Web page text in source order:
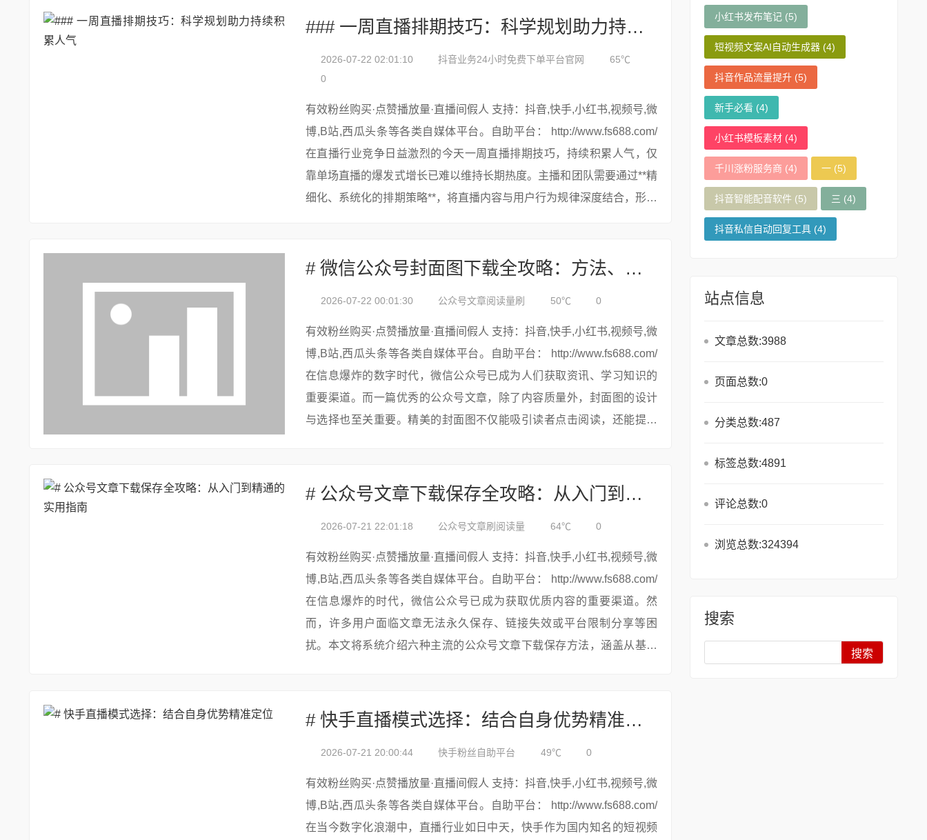
### 一周直播排期技巧：科学规划助力持续积累人气
2026-07-22 02:01:10 抖音业务24小时免费下单平台官网
65℃
0
有效粉丝购买·点赞播放量·直播间假人 支持：抖音,快手,小红书,视频号,微
博,B站,西瓜头条等各类自媒体平台。自助平台： http://www.fs688.com/
在直播行业竞争日益激烈的今天一周直播排期技巧，持续积累人气，仅
靠单场直播的爆发式增长已难以维持长期热度。主播和团队需要通过**精
细化、系统化的排期策略**，将直播内容与用户行为规律深度结合，形成
# 微信公众号封面图下载全攻略：方法、工具与注意事项
2026-07-22 00:01:30 公众号文章阅读量刷 50℃ 0
有效粉丝购买·点赞播放量·直播间假人 支持：抖音,快手,小红书,视频号,微
博,B站,西瓜头条等各类自媒体平台。自助平台： http://www.fs688.com/
在信息爆炸的数字时代，微信公众号已成为人们获取资讯、学习知识的
重要渠道。而一篇优秀的公众号文章，除了内容质量外，封面图的设计
与选择也至关重要。精美的封面图不仅能吸引读者点击阅读，还能提升
# 公众号文章下载保存全攻略：从入门到精通的实用指南
2026-07-21 22:01:18 公众号文章刷阅读量 64℃ 0
有效粉丝购买·点赞播放量·直播间假人 支持：抖音,快手,小红书,视频号,微
博,B站,西瓜头条等各类自媒体平台。自助平台： http://www.fs688.com/
在信息爆炸的时代，微信公众号已成为获取优质内容的重要渠道。然
而，许多用户面临文章无法永久保存、链接失效或平台限制分享等困
扰。本文将系统介绍六种主流的公众号文章下载保存方法，涵盖从基础
# 快手直播模式选择：结合自身优势精准定位
2026-07-21 20:00:44 快手粉丝自助平台 49℃ 0
有效粉丝购买·点赞播放量·直播间假人 支持：抖音,快手,小红书,视频号,微
博,B站,西瓜头条等各类自媒体平台。自助平台： http://www.fs688.com/
在当今数字化浪潮中，直播行业如日中天，快手作为国内知名的短视频
小红书发布笔记(5)
短视频文案AI自动生成器(4)
抖音作品流量提升(5)
新手必看(4)
小红书模板素材(4)
千川涨粉服务商 (4) 一(5)
抖音智能配音软件(5) 三 (4)
抖音私信自动回复工具(4)
站点信息
文章总数:3988
页面总数:0
分类总数:487
标签总数:4891
评论总数:0
浏览总数:324394
搜索